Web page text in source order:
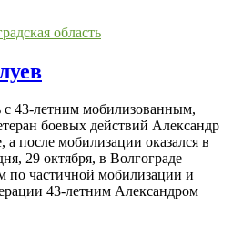
область
с 43-летним мобилизованным,
боевых действий Александр
после мобилизации оказался в
29 октября, в Волгограде
по частичной мобилизации и
43-летним Александром